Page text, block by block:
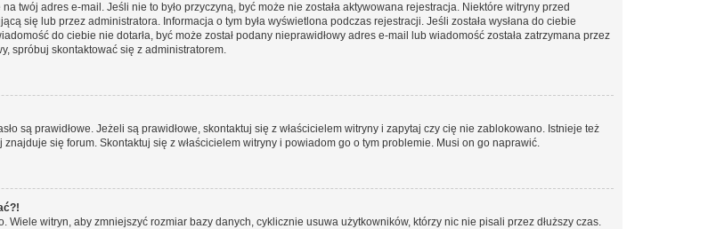
twój adres e-mail. Jeśli nie to było przyczyną, być może nie została aktywowana rejestracja. Niektóre witryny przed
się lub przez administratora. Informacja o tym była wyświetlona podczas rejestracji. Jeśli została wysłana do ciebie
do ciebie nie dotarła, być może został podany nieprawidłowy adres e-mail lub wiadomość została zatrzymana przez
spróbuj skontaktować się z administratorem.
są prawidłowe. Jeżeli są prawidłowe, skontaktuj się z właścicielem witryny i zapytaj czy cię nie zablokowano. Istnieje też
się forum. Skontaktuj się z właścicielem witryny i powiadom go o tym problemie. Musi on go naprawić.
Wiele witryn, aby zmniejszyć rozmiar bazy danych, cyklicznie usuwa użytkowników, którzy nic nie pisali przez dłuższy czas.